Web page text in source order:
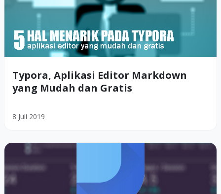
Typora, Aplikasi Editor Markdown
yang Mudah dan Gratis
8 Juli 2019